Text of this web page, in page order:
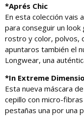
*Aprés Chic
En esta colección vais
para conseguir un
rostro y color, polvos,
apuntaros también el
Longwear, una
*In Extreme
Esta nueva máscara
cepillo con micro-
pestañas una por una